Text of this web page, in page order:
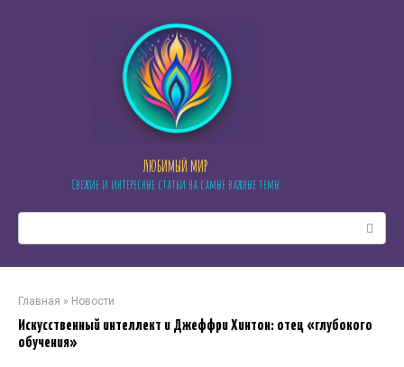
ЛЮБИМЫЙ МИР
Свежие и интересные статьи на самые важные темы
Главная » Новости
Искусственный интеллект и Джеффри Хинтон: отец «глубокого
обучения»